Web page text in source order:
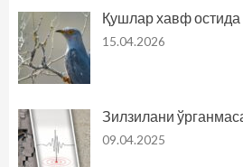
Қушлар хавф остида
15.04.2026
Зилзилани
09.04.2025